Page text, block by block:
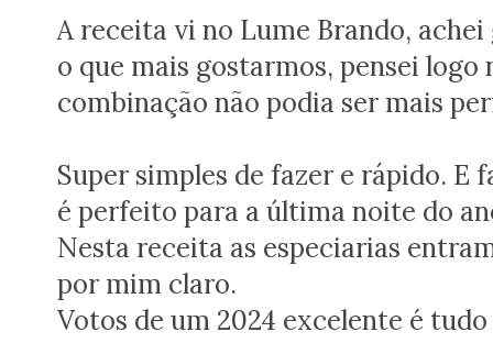
A receita vi no Lume Brando,
o que mais gostarmos, pensei
combinação não podia ser mais
Super simples de fazer e rápido. E
é perfeito para a última noite do
Nesta receita as especiarias
por mim claro.
Votos de um 2024 excelente é tudo